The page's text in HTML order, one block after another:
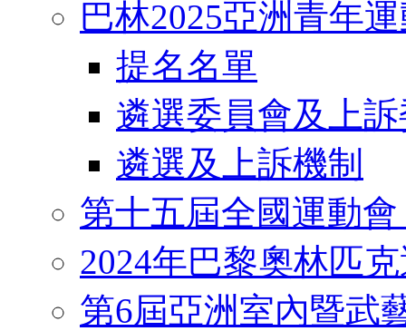
巴林2025亞洲青年
提名名單
遴選委員會及上
遴選及上訴機制
第十五屆全國運動
2024年巴黎奧林匹
第6屆亞洲室內暨武